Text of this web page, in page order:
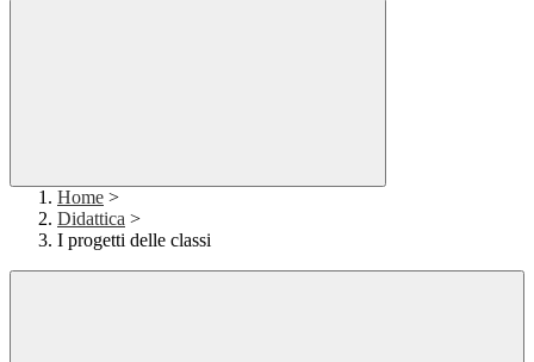
Home >
Didattica >
I progetti delle classi